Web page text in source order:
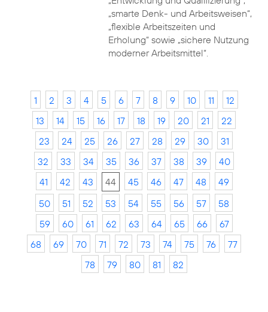
„smarte Denk- und Arbeitsweisen“,
„flexible Arbeitszeiten und
Erholung“ sowie „sichere Nutzung
moderner Arbeitsmittel“.
1 2 3 4 5 6 7 8 9 10 11
12
13
14 15 16 17 18 19 20 21
22
23
24 25 26 27 28 29 30
31
32
33 34 35 36 37 38 39
40
41
42 43 44 45 46 47 48
49
50
51 52 53 54 55 56 57
58
59
60 61 62 63 64 65 66
67
68
69 70 71 72 73 74 75 76
77
78
79 80 81 82